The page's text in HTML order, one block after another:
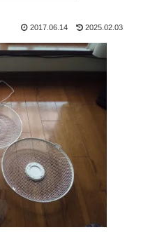
2017.06.14 2025.02.03